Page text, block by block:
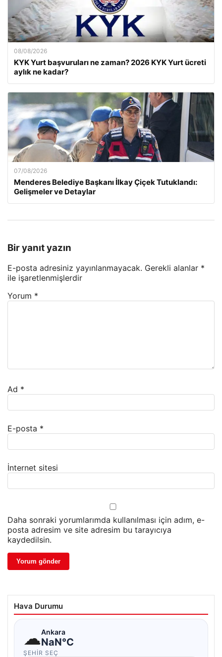
08/08/2026
KYK Yurt başvuruları ne zaman? 2026 KYK Yurt ücreti
aylık ne kadar?
07/08/2026
Menderes Belediye Başkanı İlkay Çiçek Tutuklandı:
Gelişmeler ve Detaylar
Bir yanıt yazın
E-posta adresiniz yayınlanmayacak. Gerekli alanlar *
ile işaretlenmişlerdir
Yorum *
Ad *
E-posta *
İnternet sitesi
Daha sonraki yorumlarımda kullanılması için adım, e-
posta adresim ve site adresim bu tarayıcıya
kaydedilsin.
Hava Durumu
☁Ankara
NaN°C
ŞEHIR SEÇ